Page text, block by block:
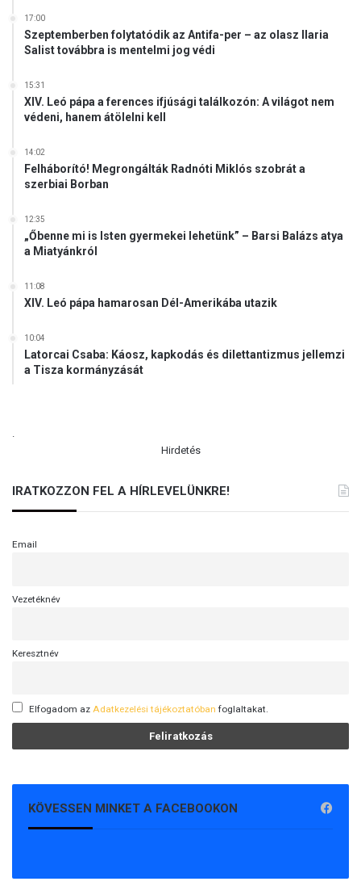
17:00
Szeptemberben folytatódik az Antifa-per – az olasz Ilaria
Salist továbbra is mentelmi jog védi
15:31
XIV. Leó pápa a ferences ifjúsági találkozón: A világot nem
védeni, hanem átölelni kell
14:02
Felháborító! Megrongálták Radnóti Miklós szobrát a
szerbiai Borban
12:35
„Őbenne mi is Isten gyermekei lehetünk” – Barsi Balázs atya
a Miatyánkról
11:08
XIV. Leó pápa hamarosan Dél-Amerikába utazik
10:04
Latorcai Csaba: Káosz, kapkodás és dilettantizmus jellemzi
a Tisza kormányzását
.
Hirdetés
IRATKOZZON FEL A HÍRLEVELÜNKRE!
Email
Vezetéknév
Keresztnév
Elfogadom az Adatkezelési tájékoztatóban foglaltakat.
KÖVESSEN MINKET A FACEBOOKON